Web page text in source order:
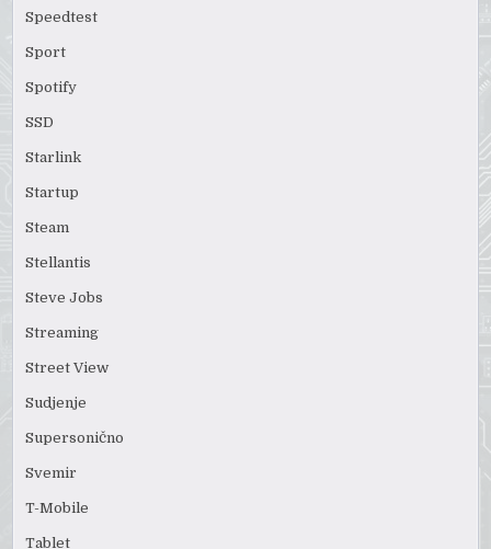
Speedtest
Sport
Spotify
SSD
Starlink
Startup
Steam
Stellantis
Steve Jobs
Streaming
Street View
Sudjenje
Supersonično
Svemir
T-Mobile
Tablet